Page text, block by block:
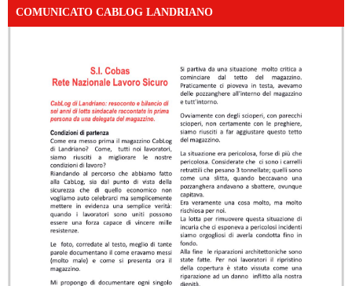
COMUNICATO CABLOG LANDRIANO